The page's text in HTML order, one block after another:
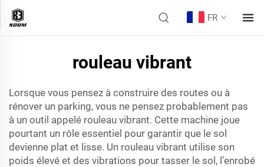
FR
rouleau vibrant
Lorsque vous pensez à construire des routes ou à
rénover un parking, vous ne pensez probablement pas
à un outil appelé rouleau vibrant. Cette machine joue
pourtant un rôle essentiel pour garantir que le sol
devienne plat et lisse. Un rouleau vibrant utilise son
poids élevé et des vibrations pour tasser le sol, l’enrobé